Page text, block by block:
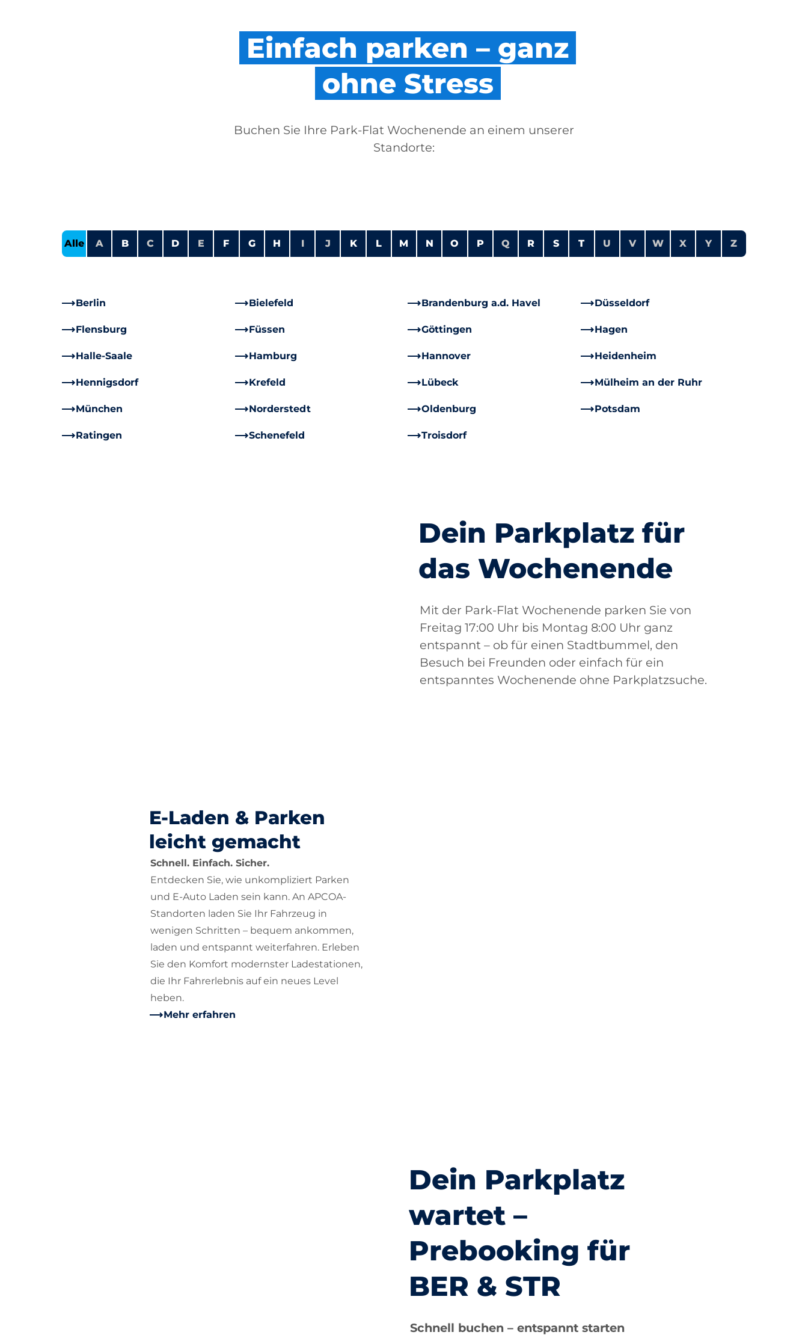
Einfach parken – ganz
ohne Stress
Buchen Sie Ihre Park-Flat Wochenende an einem unserer
Standorte:
Alle A B C D E F G H I J K L M N O P Q R S T U V W X Y Z
Berlin Bielefeld Brandenburg a.d. Havel Düsseldorf
Flensburg Füssen Göttingen Hagen
Halle-Saale Hamburg Hannover Heidenheim
Hennigsdorf Krefeld Lübeck Mülheim an der Ruhr
München Norderstedt Oldenburg Potsdam
Ratingen Schenefeld Troisdorf
Dein Parkplatz für
das Wochenende
Mit der Park-Flat Wochenende parken Sie von
Freitag 17:00 Uhr bis Montag 8:00 Uhr ganz
entspannt – ob für einen Stadtbummel, den
Besuch bei Freunden oder einfach für ein
entspanntes Wochenende ohne Parkplatzsuche.
E-Laden & Parken
leicht gemacht
Schnell. Einfach. Sicher.
Entdecken Sie, wie unkompliziert Parken
und E-Auto Laden sein kann. An APCOA-
Standorten laden Sie Ihr Fahrzeug in
wenigen Schritten – bequem ankommen,
laden und entspannt weiterfahren. Erleben
Sie den Komfort modernster Ladestationen,
die Ihr Fahrerlebnis auf ein neues Level
heben.
Mehr erfahren
Dein Parkplatz
wartet –
Prebooking für
BER & STR
Schnell buchen – entspannt starten